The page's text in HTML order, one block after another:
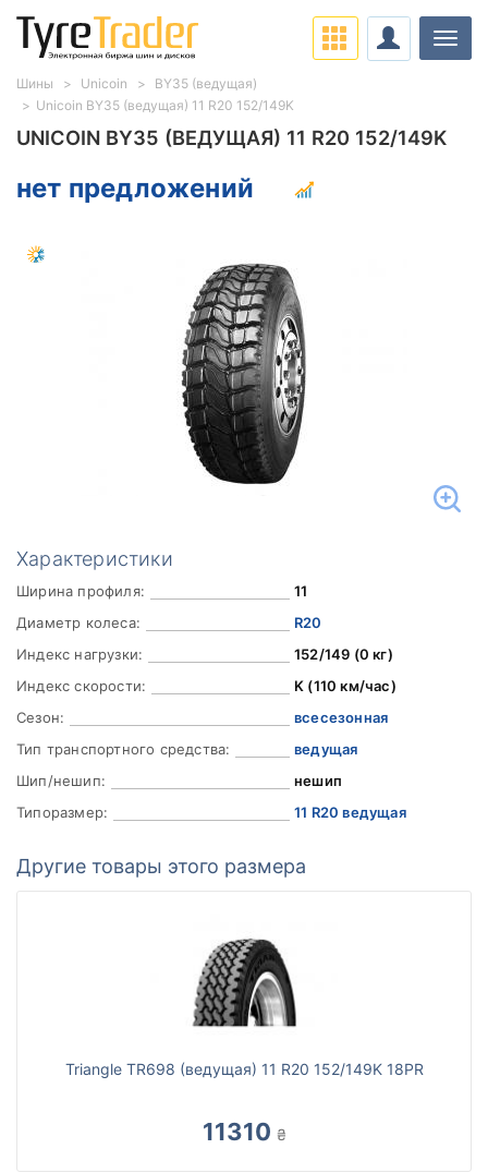
UNICOIN BY35 (ВЕДУЩАЯ) 11 R20 152/149K
нет предложений
Характеристики
Ширина профиля:
11
Диаметр колеса:
R20
Индекс нагрузки:
152/149 (0 кг)
Индекс скорости:
K (110 км/час)
Сезон:
всесезонная
Тип транспортного средства:
ведущая
Шип/нешип:
нешип
Типоразмер:
11 R20 ведущая
Другие товары этого размера
Triangle TR698 (ведущая) 11 R20 152/149K 18PR
11310 ₴
Шины Unicoin
BY35 (ведущая)
Unicoin BY35 (ведущая) 11 R20 152/149K